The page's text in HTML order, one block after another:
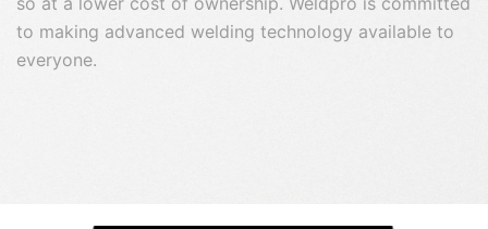
to making advanced welding technology available to
everyone.